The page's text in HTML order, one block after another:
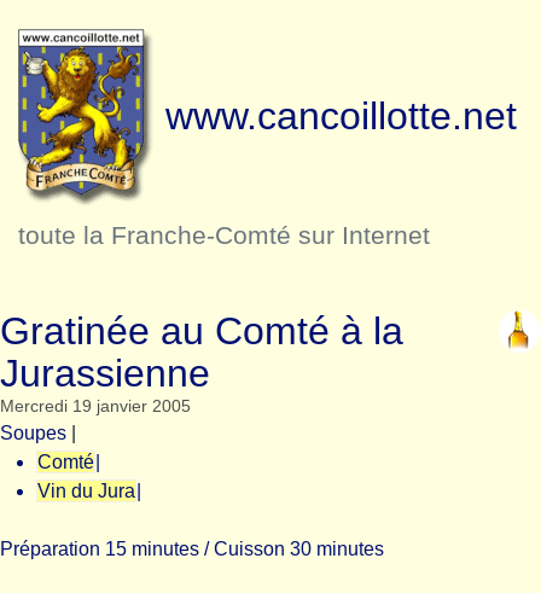
www.cancoillotte.net
toute la Franche-Comté sur Internet
Gratinée au Comté à la
Jurassienne
Mercredi 19 janvier 2005
Soupes
Comté
Vin du Jura
Préparation 15 minutes / Cuisson 30 minutes